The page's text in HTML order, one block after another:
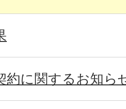
約に関するお知ら